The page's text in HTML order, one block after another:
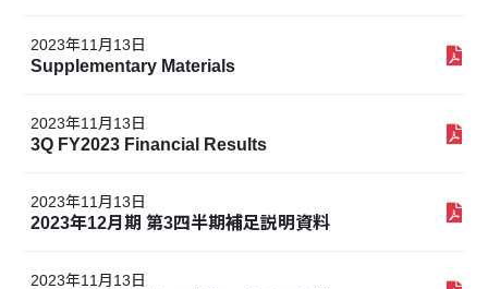
2023年11月13日
Supplementary Materials
2023年11月13日
3Q FY2023 Financial Results
2023年11月13日
2023年12月期 第3四半期補足説明資料
2023年11月13日